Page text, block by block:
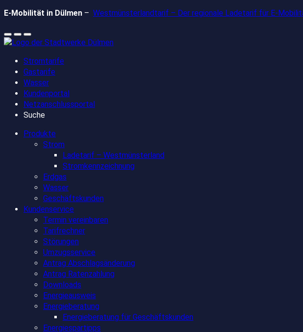
Zum
springen
E-Mobilität in Dülmen – Westmünsterlandtarif – Der regionale Ladetarif für E-
Stromtarife
Gastarife
Wasser
Kundenportal
Netzanschlussportal
Suche
Produkte
Strom
Ladetarif – Westmünsterland
Stromkennzeichnung
Erdgas
Wasser
Geschäftskunden
Kundenservice
Termin vereinbaren
Tarifrechner
Störungen
Umzugsservice
Antrag Abschlagsänderung
Antrag Ratenzahlung
Downloads
Energieausweis
Energieberatung
Energieberatung für Geschäftskunden
Energiespartipps